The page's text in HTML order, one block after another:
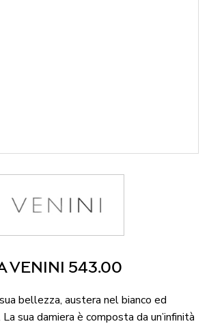
VENINI 543.00
bellezza, austera nel bianco ed
sua damiera è composta da un’infinità